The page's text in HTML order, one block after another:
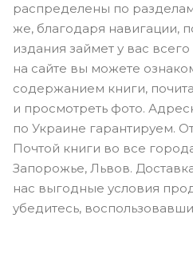
распределены по
же, благодаря навигации,
издания займет у вас
на сайте вы можете
содержанием книги,
и просмотреть фото.
по Украине гарантируем.
Почтой книги во все
Запорожье, Львов.
нас выгодные условия
убедитесь,